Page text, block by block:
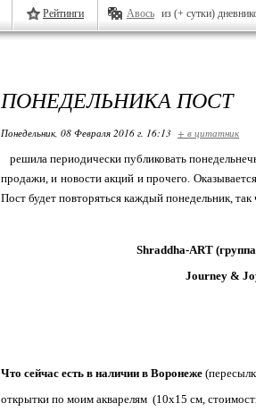
Рейтинги Авось из (+ сутки)
ПОНЕДЕЛЬНИКА ПОСТ
Понедельник, 08 Февраля 2016 г. 16:13 + в цитатник
решила периодически публиковать
продажи, и новости акций и прочего.
Пост будет повторяться каждый понедельник,
Shraddha-ART
Journey &
Что сейчас есть в наличии в Воронеже
открытки по моим акварелям (10х15 см,